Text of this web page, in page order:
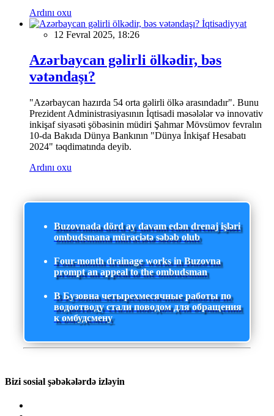
Ardını oxu
İqtisadiyyat
12 Fevral 2025, 18:26
Azərbaycan gəlirli ölkədir, bəs
vətəndaşı?
"Azərbaycan hazırda 54 orta gəlirli ölkə arasındadır". Bunu
Prezident Administrasiyasının İqtisadi məsələlər və innovativ
inkişaf siyasəti şöbəsinin müdiri Şahmar Mövsümov fevralın
10-da Bakıda Dünya Bankının "Dünya İnkişaf Hesabatı
2024" təqdimatında deyib.
Ardını oxu
Buzovnada dörd ay davam edən drenaj işləri
ombudsmana müraciətə səbəb olub
Four-month drainage works in Buzovna
prompt an appeal to the ombudsman
В Бузовна четырехмесячные работы по
водоотводу стали поводом для обращения
к омбудсмену
Bizi sosial şəbəkələrdə izləyin